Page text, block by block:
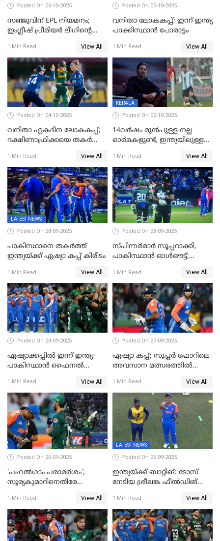
Posted On 06-10-2025
സഞ്ജുവിന് EPL നിയമനം;
ഇംഗ്ലീഷ് പ്രീമിയര്‍ ലീഗിന്‍റെ
അംബാസഡര്‍
1 Min Read View All
Posted On 05-10-2025
വനിതാ ലോകകപ്പ്; ഇന്ന് ഇന്ത്യ
പാക്കിസ്ഥാന്‍ പോരാട്ടം
1 Min Read View All
Posted On 04-10-2025
വനിതാ ഏകദിന ലോകകപ്പ്;
ദക്ഷിണാഫ്രിക്കയെ തകർത്ത്
1 Min Read View All
KERALA
Posted On 02-10-2025
14വർഷം മുൻപുള്ള നല്ല
ഓർമകളുണ്ട്, ഇന്ത്യയിലുള്ള
കാത്തിരിക്കുന്നു; വരവ്
സ്ഥിരീകരിച്ച് മെസി
1 Min Read View All
LATEST NEWS
Posted On 28-09-2025
പാകിസ്ഥാനെ തകർത്ത്
ഇന്ത്യയ്ക്ക് ഏഷ്യാ കപ്പ് കിരീടം
1 Min Read View All
Posted On 28-09-2025
സ്പിന്നർമാർ സൂപ്പറാക്കി,
പാകിസ്ഥാൻ ഓൾഔട്ട്;
വിജയലക്ഷ്യം, കുൽദീപിന് 4
വിക്കറ്റ്
1 Min Read View All
Posted On 28-09-2025
ഏഷ്യാക്കപ്പില്‍ ഇന്ന് ഇന്ത്യ-
പാകിസ്ഥാന്‍ ഫൈനല്‍
1 Min Read View All
Posted On 27-09-2025
ഏഷ്യാ കപ്പ്; സൂപ്പർ ഫോറിലെ
അവസാന മത്സരത്തിൽ
1 Min Read View All
Posted On 26-09-2025
‘പഹൽഗാം പരാമർശം’;
സൂര്യകുമാറിനെതിരേ
ഹാരിസ് റൗഫിനും പിഴ ശിക്ഷ
1 Min Read View All
LATEST NEWS
Posted On 26-09-2025
ഇന്ത്യയ്ക്ക് ബാറ്റിങ്: ടോസ്
നേടിയ ശ്രീലങ്ക ഫീൽഡിങ്
1 Min Read View All